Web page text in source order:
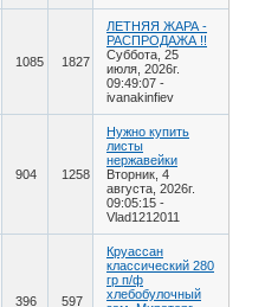
1085 1827
ЛЕТНЯЯ ЖАРА -
РАСПРОДАЖА !!
Суббота, 25
июля, 2026г.
09:49:07 -
ivanakinfiev
904 1258
Нужно купить
листы
нержавейки
Вторник, 4
августа, 2026г.
09:05:15 -
Vlad1212011
396 597
Круассан
классический 280
гр п/ф
хлебобулочный